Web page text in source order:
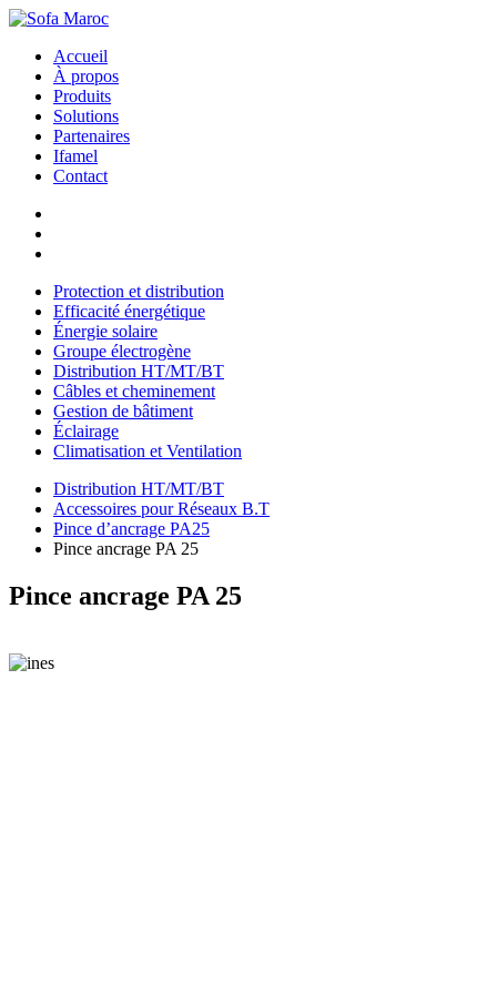
Accueil
À propos
Produits
Solutions
Partenaires
Ifamel
Contact
Protection et distribution
Efficacité énergétique
Énergie solaire
Groupe électrogène
Distribution HT/MT/BT
Câbles et cheminement
Gestion de bâtiment
Éclairage
Climatisation et Ventilation
Distribution HT/MT/BT
Accessoires pour Réseaux B.T
Pince d’ancrage PA25
Pince ancrage PA 25
Pince ancrage PA 25